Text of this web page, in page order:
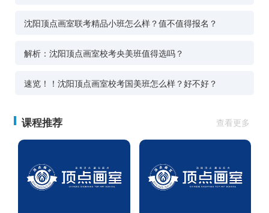
沈阳顶点画室联考精品小班怎么样？值不值得报名？
解析：沈阳顶点画室校考央美班值得选吗？
速览！！沈阳顶点画室校考国美班怎么样？好不好？
课程推荐 查看更多